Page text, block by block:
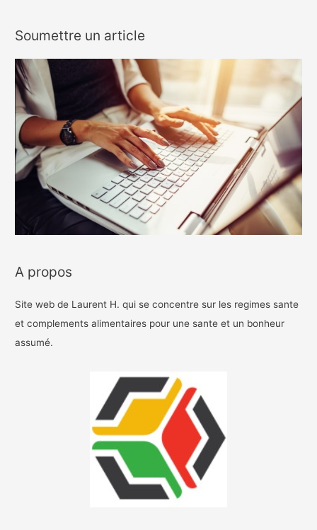
Soumettre un article
A propos
Site web de Laurent H. qui se concentre sur les regimes sante
et complements alimentaires pour une sante et un bonheur
assumé.